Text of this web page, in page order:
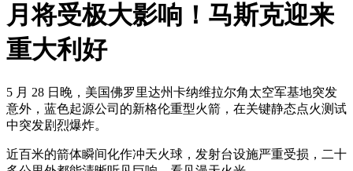
月将受极大影响！马斯克迎来
重大利好
5 月 28 日晚，美国佛罗里达州卡纳维拉尔角太空军基地突发
意外，蓝色起源公司的新格伦重型火箭，在关键静态点火测试
中突发剧烈爆炸。
近百米的箭体瞬间化作冲天火球，发射台设施严重受损，二十